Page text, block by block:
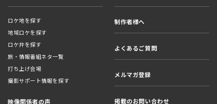
ロケ地を探す
地域ロケを探す
ロケ弁を探す
旅・情報番組ネタ一覧
打ち上げ会場
撮影サポート情報を探す
映像関係者の声
制作者様へ
よくあるご質問
メルマガ登録
掲載のお問い合わせ